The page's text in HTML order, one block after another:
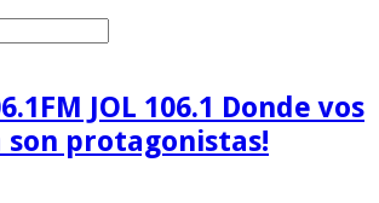
FM JOL 106.1 Donde vos
son protagonistas!